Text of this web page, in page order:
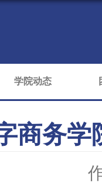
学院动态
商务学